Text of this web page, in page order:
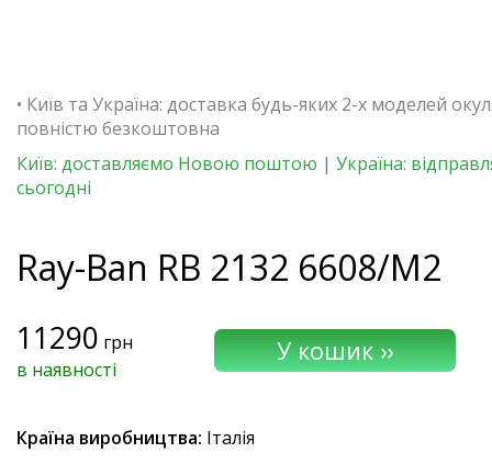
• Київ та Україна: доставка будь-яких 2-х моделей
повністю безкоштовна
Київ: доставляємо Новою поштою | Україна:
сьогодні
Ray-Ban RB 2132 6608/M2
11290 грн
в наявності
Країна виробництва: Італія